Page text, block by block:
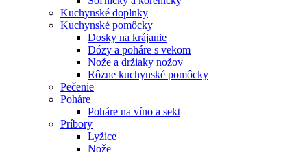
Kuchynské doplnky
Kuchynské pomôcky
Dosky na krájanie
Dózy a poháre s vekom
Nože a držiaky nožov
Rôzne kuchynské pomôcky
Pečenie
Poháre
Poháre na víno a sekt
Príbory
Lyžice
Nože